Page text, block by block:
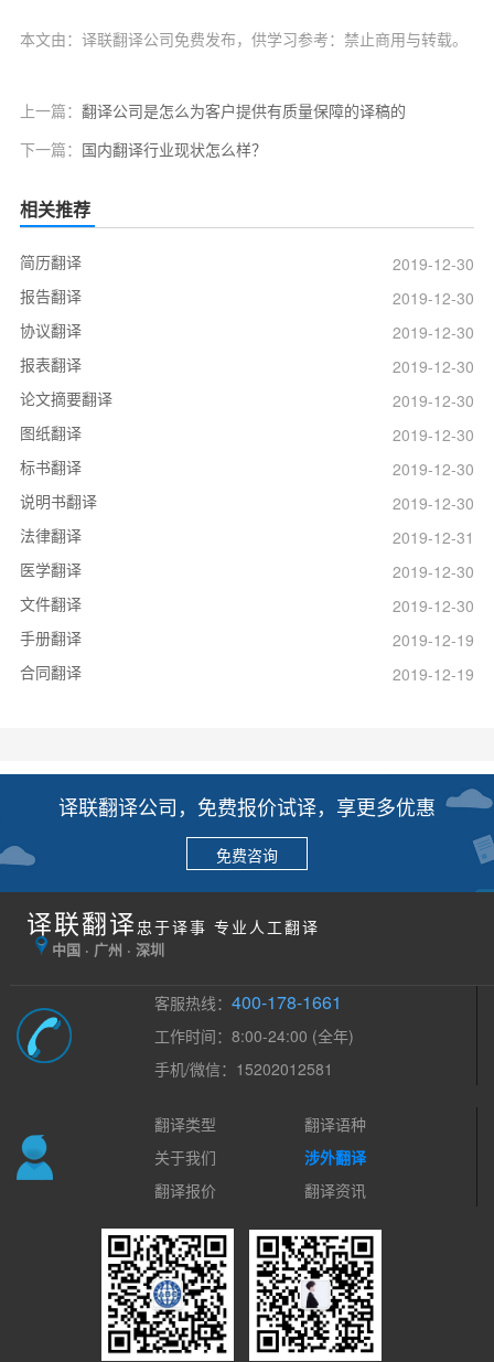
本文由：译联翻译公司免费发布，供学习参考：禁止商用与转载。
上一篇： 翻译公司是怎么为客户提供有质量保障的译稿的
下一篇： 国内翻译行业现状怎么样？
相关推荐
简历翻译
2019-12-30
报告翻译
2019-12-30
协议翻译
2019-12-30
报表翻译
2019-12-30
论文摘要翻译
2019-12-30
图纸翻译
2019-12-30
标书翻译
2019-12-30
说明书翻译
2019-12-30
法律翻译
2019-12-31
医学翻译
2019-12-30
文件翻译
2019-12-30
手册翻译
2019-12-19
合同翻译
2019-12-19
译联翻译公司，免费报价试译，享更多优惠
免费咨询
译联翻译 忠于译事 专业人工翻译
中国 · 广州 · 深圳
客服热线：400-178-1661
工作时间：8:00-24:00 (全年)
手机/微信：15202012581
翻译类型
翻译语种
关于我们
涉外翻译
翻译报价
翻译资讯